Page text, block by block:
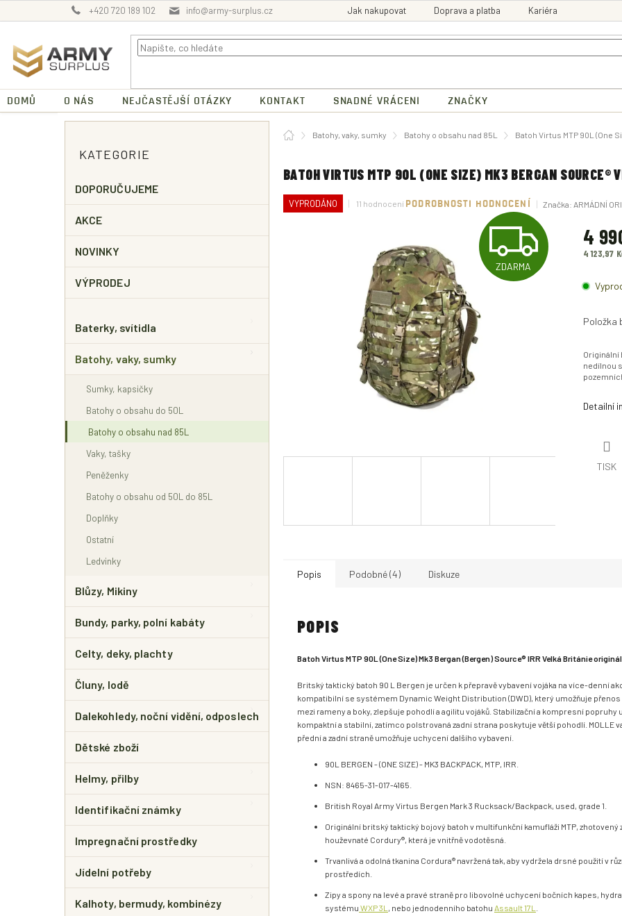
na
+420 720 189 102 info@army-surplus.cz Jak nakupovat Doprava a platba Kariéra
DOMŮ O NÁS NEJČASTĚJŠÍ OTÁZKY KONTAKT SNADNÉ VRÁCENI ZNAČKY
A
N
P
N
kategorie
KATEGORIE
DOPORUČUJEME
AKCE
NOVINKY
VÝPRODEJ
Baterky, svítidla
Batohy, vaky, sumky
Sumky, kapsičky
Batohy o obsahu do 50L
Batohy o obsahu nad 85L
Vaky, tašky
Peněženky
Batohy o obsahu od 50L do 85L
Doplňky
Ostatní
Ledvinky
Blůzy, Mikiny
Bundy, parky, polní kabáty
Celty, deky, plachty
Čluny, lodě
Dalekohledy, noční vidění, odposlech
Dětské zboží
Helmy, přilby
Identifikační známky
Impregnační prostředky
Jídelní potřeby
Kalhoty, bermudy, kombinézy
DomůBatohy, vaky, sumky Batohy o obsahu nad 85L Batoh Virtus MTP 90L (One
BATOH VIRTUS MTP 90L (ONE SIZE) MK3 BERGAN SOURCE®
VYPRODÁNO
Průměrné
hvězdiček.
11 hodnocení PODROBNOSTI HODNOCENÍ Značka: ARMÁDNÍ
Z
D
ZDARMA
4
4 123,97
cena:
Položka
Originální
nedílnou
Detailní
TISK
Popis Podobné (4) Diskuze
POPIS
Batoh Virtus MTP 90L (One Size) Mk3 Bergan (Bergen) Source® IRR Velká Británie
Britský taktický batoh 90 L Bergen je určen k přepravě vybavení vojáka na více-denní
kompatibilní se systémem Dynamic Weight Distribution (DWD), který umožňuje
mezi rameny a boky, zlepšuje pohodlí a agilitu vojáků. Stabilizační a kompresní popruhy
kompaktní a stabilní, zatímco polstrovaná zadní strana poskytuje větší pohodlí. MOLLE
přední a zadní straně umožňuje uchycení dalšího vybavení.
90L BERGEN - (ONE SIZE) - MK3 BACKPACK, MTP, IRR.
NSN: 8465-31-017-4165.
British Royal Army Virtus Bergen Mark 3 Rucksack/Backpack, used, grade 1.
Originální britský taktický bojový batoh v multifunkční kamufláži MTP, zhotovený
houževnaté Cordury®, která je vnitřně vodotěsná.
Trvanlivá a odolná tkanina Cordura® navržená tak, aby vydržela drsné použití v
prostředích.
Zipy a spony na levé a pravé straně pro libovolné uchycení bočních kapes,
systému WXP 3L , nebo jednodenního batohu Assault 17L